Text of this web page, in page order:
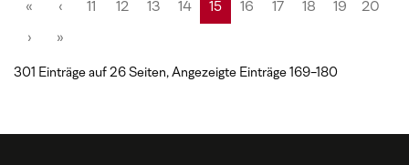
« ‹ 11 12 13 14 15 16 17 18 19 20
› »
301 Einträge auf 26 Seiten, Angezeigte Einträge 169-180